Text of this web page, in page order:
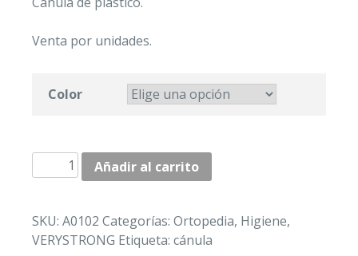
Venta por unidades.
Color
CÁNULA
DE
RECTA
"VERYSTRONG"
Añadir al carrito
SKU: A0102 Categorías: Ortopedia, Higiene,
VERYSTRONG Etiqueta: cánula